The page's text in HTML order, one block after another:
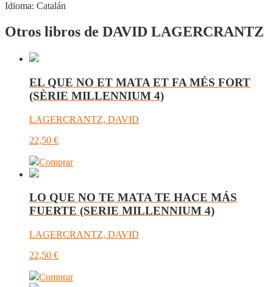
Idioma: Catalán
Otros libros de DAVID LAGERCRANTZ
EL QUE NO ET MATA ET FA MÉS FORT
(SÈRIE MILLENNIUM 4)
LAGERCRANTZ, DAVID
22,50 €
Comprar
LO QUE NO TE MATA TE HACE MÁS
FUERTE (SERIE MILLENNIUM 4)
LAGERCRANTZ, DAVID
22,50 €
Comprar